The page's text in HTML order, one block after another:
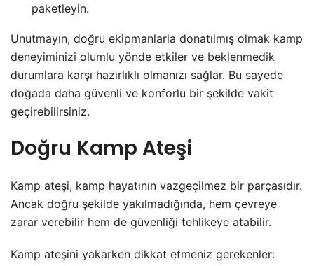
paketleyin.
Unutmayın, doğru ekipmanlarla donatılmış olmak kamp
deneyiminizi olumlu yönde etkiler ve beklenmedik
durumlara karşı hazırlıklı olmanızı sağlar. Bu sayede
doğada daha güvenli ve konforlu bir şekilde vakit
geçirebilirsiniz.
Doğru Kamp Ateşi
Kamp ateşi, kamp hayatının vazgeçilmez bir parçasıdır.
Ancak doğru şekilde yakılmadığında, hem çevreye
zarar verebilir hem de güvenliği tehlikeye atabilir.
Kamp ateşini yakarken dikkat etmeniz gerekenler: